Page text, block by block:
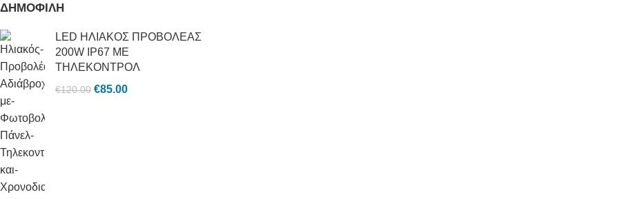
ΔΗΜΟΦΙΛΗ
LED ΗΛΙΑΚΟΣ ΠΡΟΒΟΛΕΑΣ
200W IP67 ΜΕ
ΤΗΛΕΚΟΝΤΡΟΛ
€120.00 €85.00